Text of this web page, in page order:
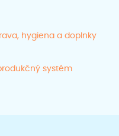
hygiena a doplnky
systém